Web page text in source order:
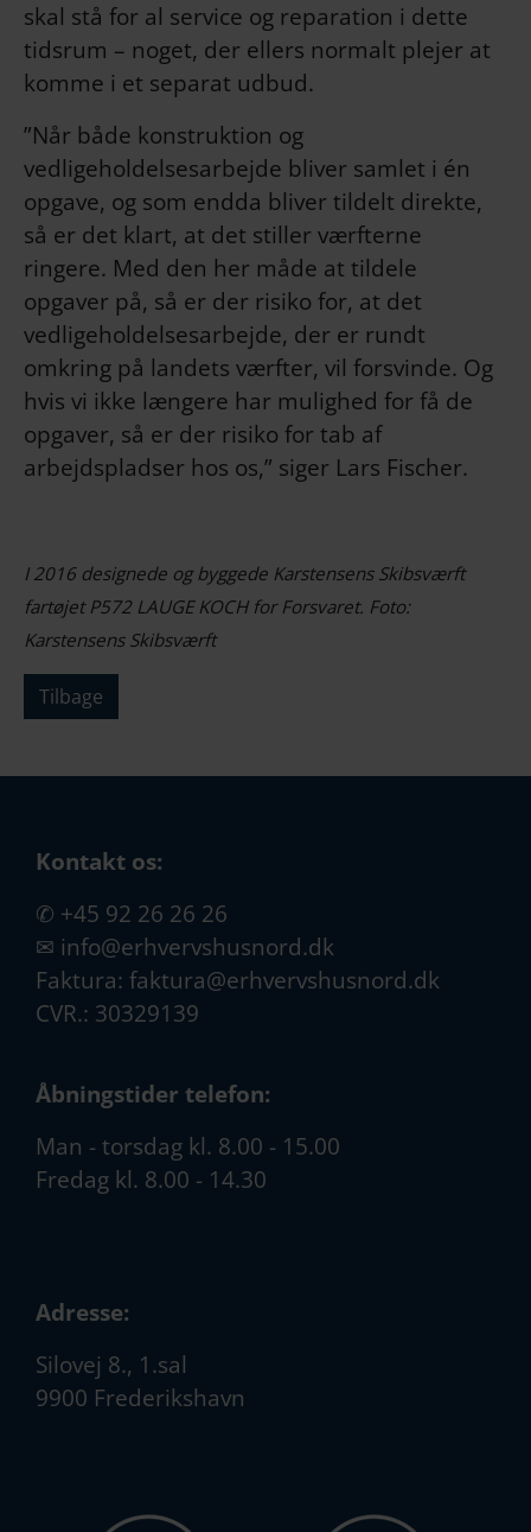
skal stå for al service og reparation i dette
tidsrum – noget, der ellers normalt plejer at
komme i et separat udbud.
”Når både konstruktion og
vedligeholdelsesarbejde bliver samlet i én
opgave, og som endda bliver tildelt direkte,
så er det klart, at det stiller værfterne
ringere. Med den her måde at tildele
opgaver på, så er der risiko for, at det
vedligeholdelsesarbejde, der er rundt
omkring på landets værfter, vil forsvinde. Og
hvis vi ikke længere har mulighed for få de
opgaver, så er der risiko for tab af
arbejdspladser hos os,” siger Lars Fischer.
I 2016 designede og byggede Karstensens Skibsværft
fartøjet P572 LAUGE KOCH for Forsvaret. Foto:
Karstensens Skibsværft
Tilbage
Kontakt os:
✆ +45 92 26 26 26
✉ info@erhvervshusnord.dk
Faktura: faktura@erhvervshusnord.dk
CVR.: 30329139
Åbningstider telefon:
Man - torsdag kl. 8.00 - 15.00
Fredag kl. 8.00 - 14.30
Adresse:
Silovej 8., 1.sal
9900 Frederikshavn